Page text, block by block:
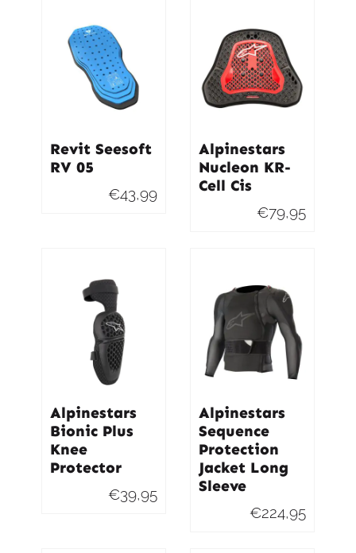
Revit Seesoft
RV 05
€43,99
Alpinestars
Nucleon KR-
Cell Cis
€79,95
Alpinestars
Bionic Plus
Knee
Protector
€39,95
Alpinestars
Sequence
Protection
Jacket Long
Sleeve
€224,95